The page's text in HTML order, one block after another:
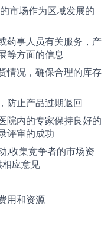
市场作为区域发展的
药事人员有关服务，产
等方面的信息
情况，确保合理的库存
防止产品过期退回
院内的专家保持良好的
评审的成功
,收集竞争者的市场资
应意见
用和资源